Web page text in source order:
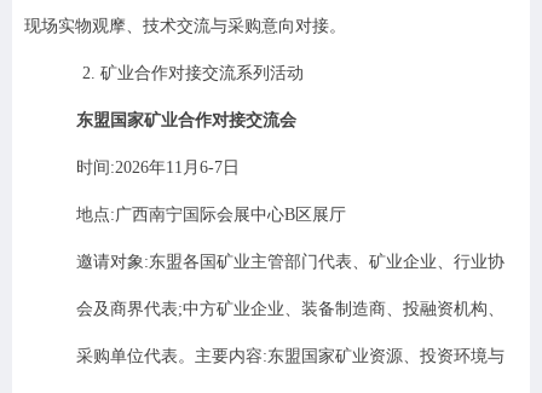
现场实物观摩、技术交流与采购意向对接。
2. 矿业合作对接交流系列活动
东盟国家矿业合作对接交流会
时间 :2026年11 月 6-7 日
地点: 广西南宁国际会展中心B 区展厅
邀请对象 :东盟各国矿业主管部门代表、矿业企业、行业协
会及商界代表;中方矿业企业、装备制造商、投融资机构、
采购单位代表。主要内容:东盟国家矿业资源、投资环境与